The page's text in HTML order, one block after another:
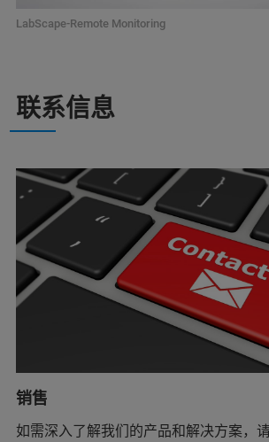
LabScape-Remote Monitoring
联系信息
销售
如需深入了解我们的产品和解决方案，